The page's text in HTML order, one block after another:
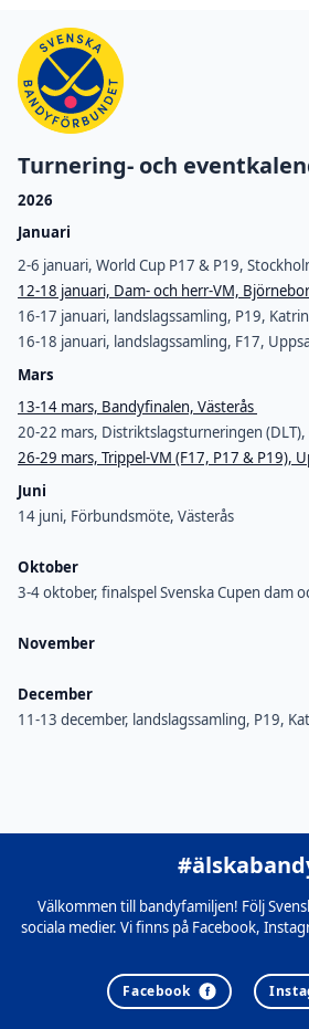
Turnering- och
2026
Januari
2-6 januari, World Cup P17 & P19,
12-18 januari, Dam- och herr-VM,
16-17 januari, landslagssamling, P19,
16-18 januari, landslagssamling, F17,
Mars
13-14 mars, Bandyfinalen, Västerås
20-22 mars, Distriktslagsturneringen
26-29 mars, Trippel-VM (F17, P17 & P19),
Juni
14 juni, Förbundsmöte, Västerås
Oktober
3-4 oktober, finalspel Svenska Cupen dam
November
December
11-13 december, landslagssamling, P19,
Välkommen till bandyfamiljen! Följ
sociala medier. Vi finns på Facebook,
Facebook